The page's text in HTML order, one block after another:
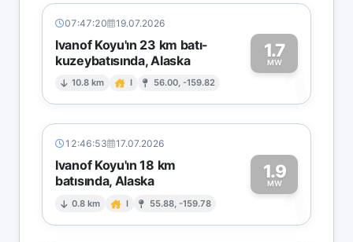
07:47:20 19.07.2026
Ivanof Koyu'ın 23 km batı-
kuzeybatısında, Alaska
10.8 km I 56.00, -159.82
1.7
MW1
12:46:53 17.07.2026
Ivanof Koyu'ın 18 km
batısında, Alaska
0.8 km I 55.88, -159.78
1.9
MW1